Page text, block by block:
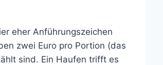
eher Anführungszeichen
zwei Euro pro Portion (das
sind. Ein Haufen trifft es